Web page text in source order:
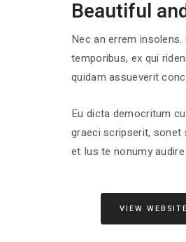
Beautiful
Nec an errem
temporibus, ex qui
quidam assueverit
Eu dicta democritum
graeci scripserit, sonet
et Ius te nonumy
VIEW WEBSITE